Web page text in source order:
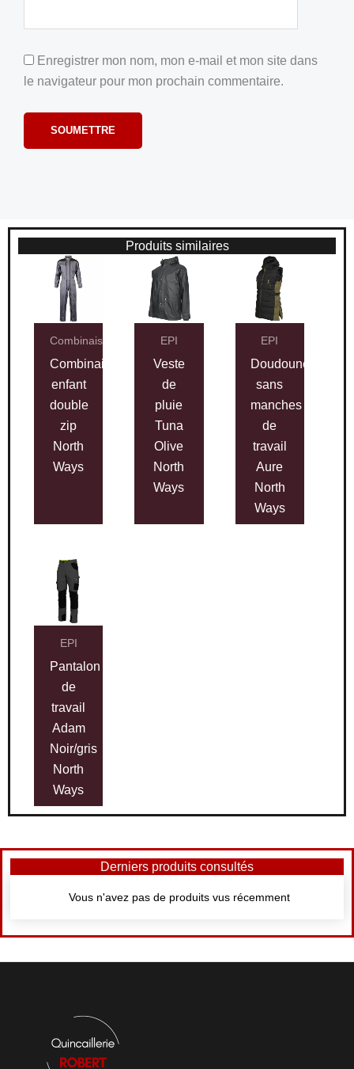
Enregistrer mon nom, mon e-mail et mon site dans
le navigateur pour mon prochain commentaire.
Produits similaires
Combinaisons
Combinaison
enfant
double
zip
North
Ways
EPI
Veste
de
pluie
Tuna
Olive
North
Ways
EPI
Doudoune
sans
manches
de
travail
Aure
North
Ways
EPI
Pantalon
de
travail
Adam
Noir/gris
North
Ways
Derniers produits consultés
Vous n'avez pas de produits vus récemment